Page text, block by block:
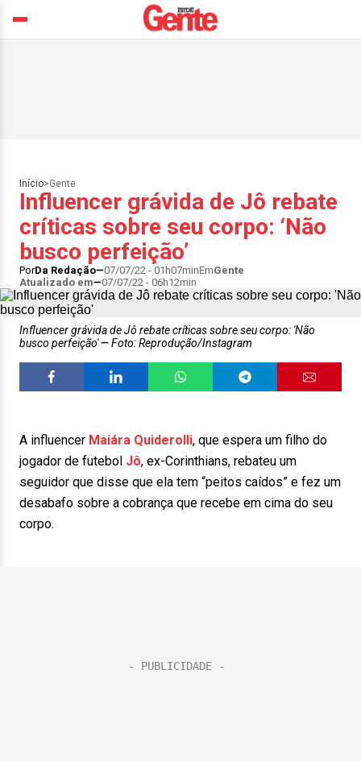
Início>Gente
Influencer grávida de Jô rebate
críticas sobre seu corpo: ‘Não
busco perfeição’
PorDa Redação 07/07/22 - 01h07minEmGente
Atualizado em
07/07/22 - 06h12min
Influencer grávida de Jô rebate críticas sobre seu corpo: 'Não
busco perfeição'
Foto: Reprodução/Instagram
A influencer Maiára Quiderolli, que espera um filho do
jogador de futebol Jô, ex-Corinthians, rebateu um
seguidor que disse que ela tem “peitos caídos” e fez um
desabafo sobre a cobrança que recebe em cima do seu
corpo.